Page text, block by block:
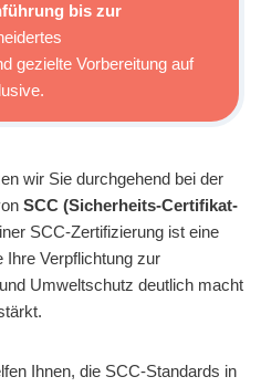
bis zur
gezielte Vorbereitung auf
wir Sie durchgehend bei der
SCC (Sicherheits-Certifikat-
SCC-Zertifizierung ist eine
Ihre Verpflichtung zur
Umweltschutz deutlich macht
Ihnen, die SCC-Standards in